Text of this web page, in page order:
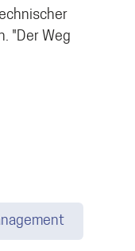
"Der Weg